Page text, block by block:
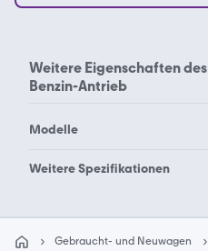
Weitere Eigenschaften des
Benzin-Antrieb
Modelle
Seat Alhambra
Seat Ateca
Weitere Spezifikationen
Gebraucht- und Neuwagen